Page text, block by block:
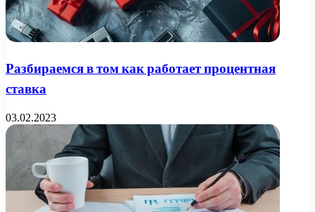
Разбираемся в том как работает процентная
ставка
03.02.2023